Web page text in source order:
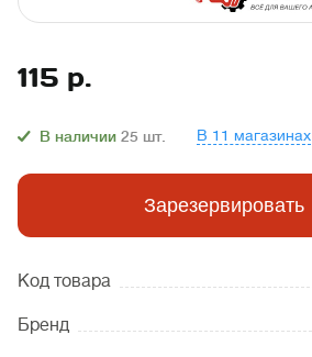
115 р.
В наличии 25 шт. В 11 магазинах
Зарезервировать
Код товара
Бренд